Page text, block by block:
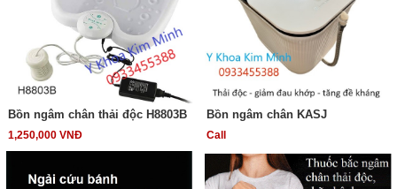
Bồn ngâm chân thải độc H8803B
1,250,000 VNĐ
Bồn ngâm chân KASJ
Call